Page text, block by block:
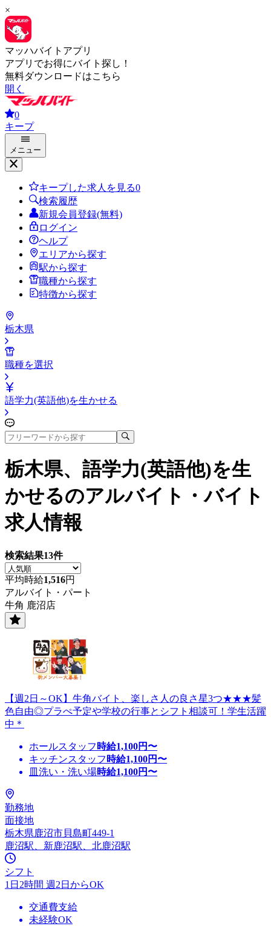
×
マッハバイトアプリ
アプリでお得にバイト探し！
無料ダウンロードはこちら
開く
0
キープ
メニュー
キープした求人を見る0
検索履歴
新規会員登録(無料)
ログイン
ヘルプ
エリアから探す
駅から探す
職種から探す
特徴から探す
栃木県
職種を選択
語学力(英語他)を生かせる
栃木県、語学力(英語他)を生
かせるのアルバイト・バイト
求人情報
検索結果13件
平均時給1,516円
アルバイト・パート
牛角 鹿沼店
【週2日～OK】牛角バイト、楽しさ人の良さ星3つ★★★髪
色自由◎プラぺ予定や学校の行事とシフト相談可！学生活躍
中＊
ホールスタッフ 時給1,100円〜
キッチンスタッフ 時給1,100円〜
皿洗い・洗い場時給1,100円〜
勤務地
面接地
栃木県鹿沼市貝島町449-1
鹿沼駅、新鹿沼駅、北鹿沼駅
シフト
1日2時間 週2日からOK
交通費支給
未経験OK